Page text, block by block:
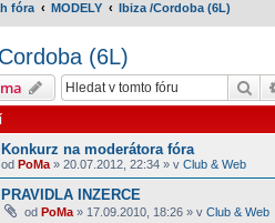
fóra MODELY Ibiza /Cordoba (6L)
(6L)
Konkurz na moderátora fóra
od PoMa » 20.07.2012, 22:34 » v Club & Web
PRAVIDLA INZERCE
od PoMa » 17.09.2010, 18:26 » v Club & Web